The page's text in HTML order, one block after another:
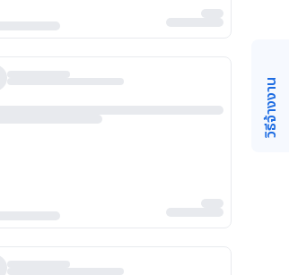
วิธีจ้างงาน